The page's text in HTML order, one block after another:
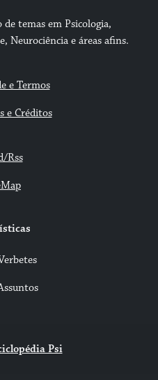
temas em Psicologia,
Neurociência e áreas afins.
e Termos
e Créditos
Rss
Psi